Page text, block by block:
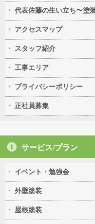
代表佐藤の生い立ち〜塗
アクセスマップ
スタッフ紹介
工事エリア
プライバシーポリシー
正社員募集
サービス/プラン
イベント・勉強会
外壁塗装
屋根塗装